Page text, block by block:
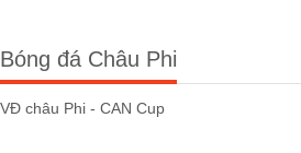
Bóng đá Châu Phi
VĐ châu Phi - CAN Cup